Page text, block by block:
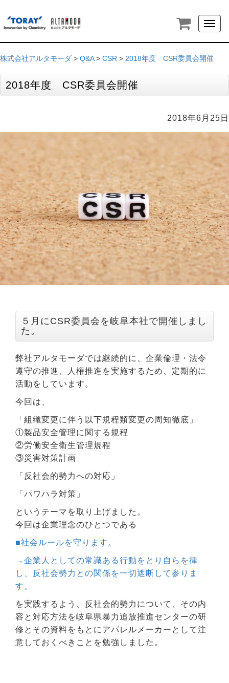
株式会社アルタモーダ > Q&A> CSR > 2018年度 CSR委員会開催
2018年度 CSR委員会開催
2018年6月25日
５月にCSR委員会を岐阜本社で開催しまし
た。
弊社アルタモーダでは継続的に、企業倫理・法令
遵守の推進、人権推進を実施するため、定期的に
活動をしています。
今回は、
「組織変更に伴う以下規程類変更の周知徹底」
①製品安全管理に関する規程
②労働安全衛生管理規程
③災害対策計画
「反社会的勢力への対応」
「パワハラ対策」
というテーマを取り上げました。
今回は企業理念のひとつである
■社会ルールを守ります。
→企業人としての常識ある行動をとり自らを律
し、反社会勢力との関係を一切遮断して参りま
す。
を実践するよう、反社会的勢力について、その内
容と対応方法を岐阜県暴力追放推進センターの研
修とその資料をもとにアパレルメーカーとして注
意しておくべきことを勉強しました。